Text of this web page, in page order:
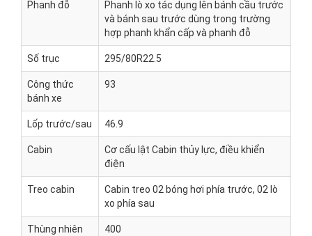
Phanh đỗ
Phanh lò xo tác dụng lên bánh cầu trước
và bánh sau trước dùng trong trường
hợp phanh khẩn cấp và phanh đỗ
Số trục 295/80R22.5
Công thức
bánh xe
93
Lốp trước/sau 46.9
Cabin
Cơ cấu lật Cabin thủy lực, điều khiển
điện
Treo cabin
Cabin treo 02 bóng hơi phía trước, 02 lò
xo phía sau
Thùng nhiên
400